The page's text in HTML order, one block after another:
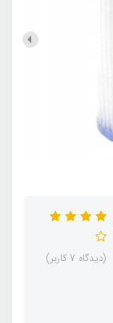
(دیدگاه 7 کاربر)